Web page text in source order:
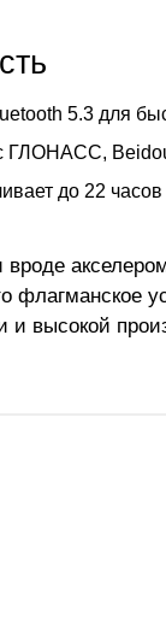
5.3 для
ГЛОНАСС,
до 22
флагманское
и высокой